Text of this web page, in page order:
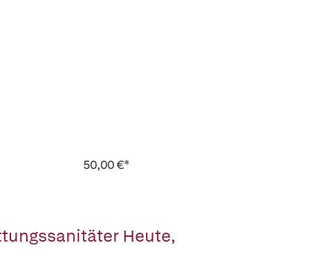
50,00 €*
Heute,